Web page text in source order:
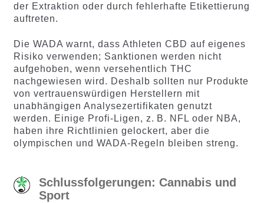
der Extraktion oder durch fehlerhafte Etikettierung
auftreten.
Die WADA warnt, dass Athleten CBD auf eigenes
Risiko verwenden; Sanktionen werden nicht
aufgehoben, wenn versehentlich THC
nachgewiesen wird. Deshalb sollten nur Produkte
von vertrauenswürdigen Herstellern mit
unabhängigen Analysezertifikaten genutzt
werden. Einige Profi-Ligen, z. B. NFL oder NBA,
haben ihre Richtlinien gelockert, aber die
olympischen und WADA-Regeln bleiben streng.
Schlussfolgerungen: Cannabis und
Sport